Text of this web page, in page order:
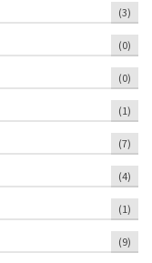
(3)
(0)
(0)
(1)
(7)
(4)
(1)
(9)